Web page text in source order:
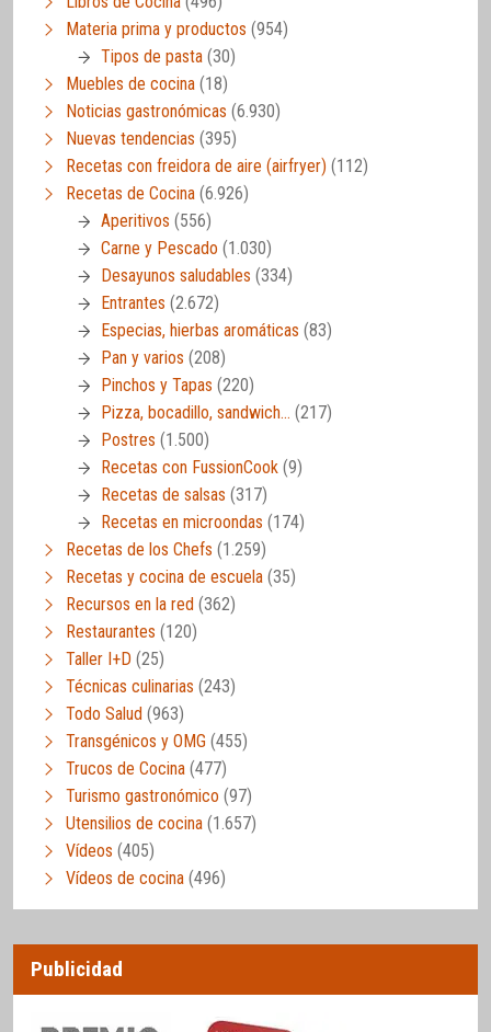
Materia prima y productos (954)
Tipos de pasta (30)
Muebles de cocina (18)
Noticias gastronómicas (6.930)
Nuevas tendencias (395)
Recetas con freidora de aire (airfryer) (112)
Recetas de Cocina (6.926)
Aperitivos (556)
Carne y Pescado (1.030)
Desayunos saludables (334)
Entrantes (2.672)
Especias, hierbas aromáticas (83)
Pan y varios (208)
Pinchos y Tapas (220)
Pizza, bocadillo, sandwich… (217)
Postres (1.500)
Recetas con FussionCook (9)
Recetas de salsas (317)
Recetas en microondas (174)
Recetas de los Chefs (1.259)
Recetas y cocina de escuela (35)
Recursos en la red (362)
Restaurantes (120)
Taller I+D (25)
Técnicas culinarias (243)
Todo Salud (963)
Transgénicos y OMG (455)
Trucos de Cocina (477)
Turismo gastronómico (97)
Utensilios de cocina (1.657)
Vídeos (405)
Vídeos de cocina (496)
Publicidad